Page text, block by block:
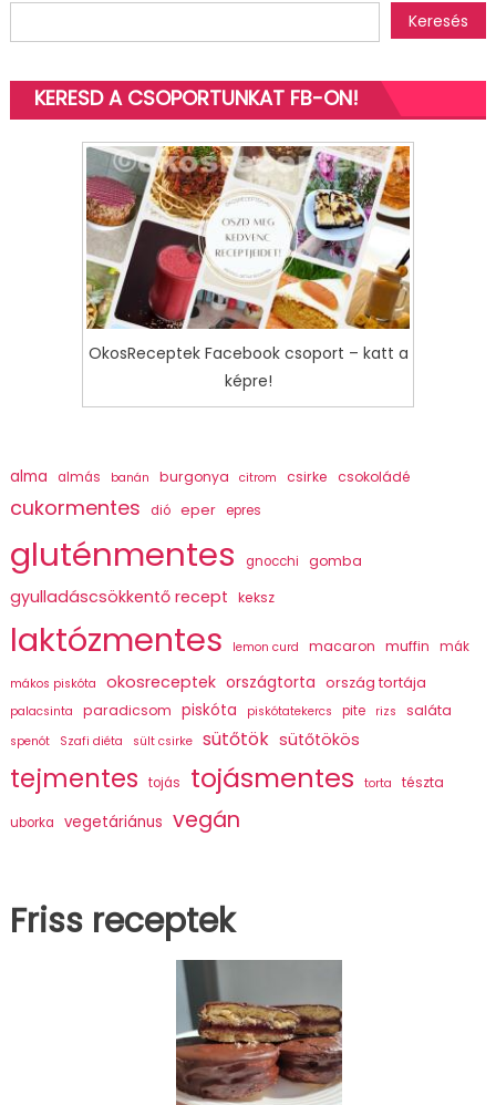
Keresés
KERESD A CSOPORTUNKAT FB-ON!
OkosReceptek Facebook csoport – katt a
képre!
alma almás banán burgonya citrom csirke csokoládé
cukormentes dió eper epres
gluténmentes gnocchi gomba
gyulladáscsökkentő recept keksz
laktózmentes lemon curd macaron muffin mák
mákos piskóta okosreceptek országtorta ország tortája
palacsinta paradicsom piskóta piskótatekercs pite rizs saláta
spenót Szafi diéta sült csirke sütőtök sütőtökös
tejmentes tojás tojásmentes torta tészta
uborka vegetáriánus vegán
Friss receptek